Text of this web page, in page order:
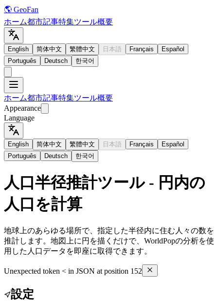
🌎 GeoFan
ホーム都市記事特集ツール概要
English 简体中文 繁體中文 日本語 Français
Español
Português
Deutsch 한국어
ホーム都市記事特集ツール概要
Appearance
Language
English 简体中文 繁體中文 日本語 Français
Español
Português
Deutsch 한국어
人口半径推計ツール - 円内の
人口を計算
地球上のあらゆる場所で、指定した半径内に住む人々の数を
推計します。地図上に円を描くだけで、WorldPopの分析を使
用した人口データを即座に取得できます。
Unexpected token < in JSON at position 152
設定